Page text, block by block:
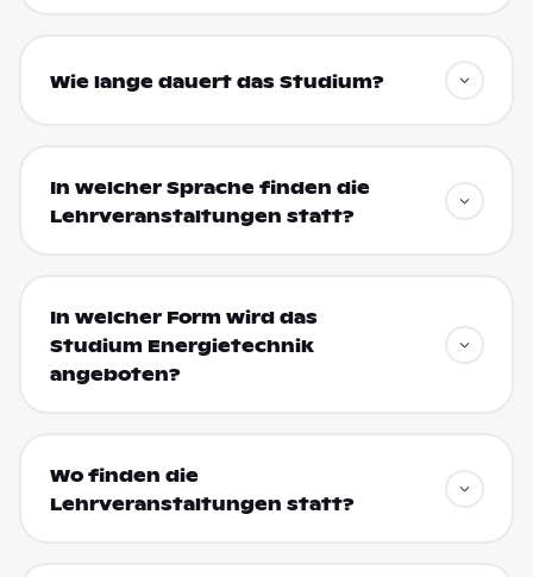
Wie lange dauert das Studium?
In welcher Sprache finden die
Lehrveranstaltungen statt?
In welcher Form wird das
Studium Energietechnik
angeboten?
Wo finden die
Lehrveranstaltungen statt?